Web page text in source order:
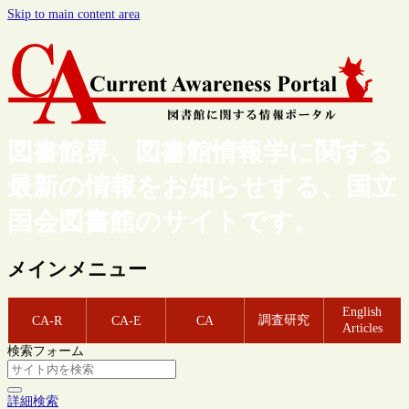
Skip to main content area
図書館界、図書館情報学に関する
最新の情報をお知らせする、国立
国会図書館のサイトです。
メインメニュー
CA-R CA-E CA 調査研究
English
Articles
検索フォーム
詳細検索